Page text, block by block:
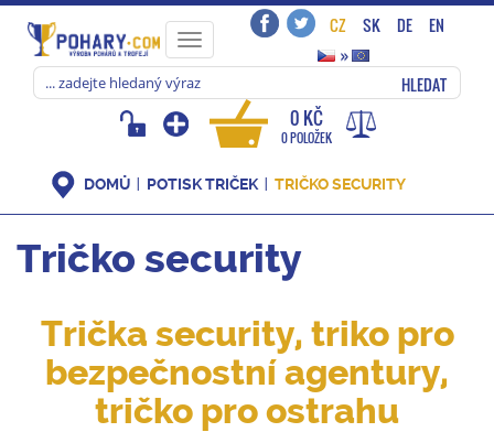
Toggle
navigation
CZ SK DE
EN
»
HLEDAT
0 KČ
0 POLOŽEK
DOMŮ POTISK TRIČEK TRIČKO SECURITY
Tričko security
Trička security, triko pro
bezpečnostní agentury,
tričko pro ostrahu